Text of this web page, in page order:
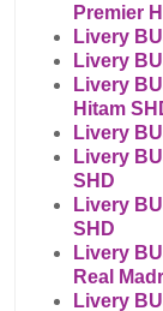
Premier
Livery
Livery
Livery
Hitam
Livery
Livery
SHD
Livery
SHD
Livery
Real
Livery